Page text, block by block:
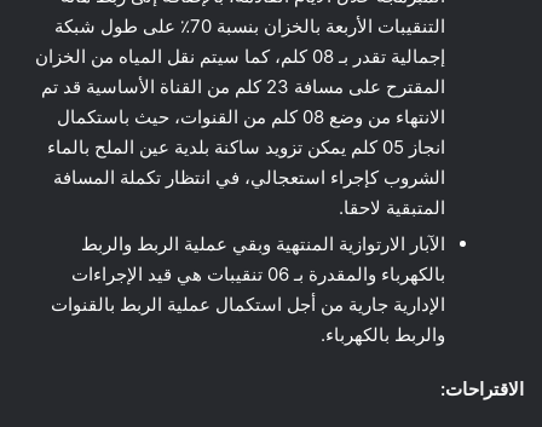
التنقيبات الأربعة بالخزان بنسبة 70٪ على طول شبكة
إجمالية تقدر بـ 08 كلم، كما سيتم نقل المياه من الخزان
المقترح على مسافة 23 كلم من القناة الأساسية قد تم
الانتهاء من وضع 08 كلم من القنوات، حيث باستكمال
انجاز 05 كلم يمكن تزويد ساكنة بلدية عين الملح بالماء
الشروب كإجراء استعجالي، في انتظار تكملة المسافة
المتبقية لاحقا.
الآبار الارتوازية المنتهية وبقي عملية الربط والربط
بالكهرباء والمقدرة بـ 06 تنقيبات هي قيد الإجراءات
الإدارية جارية من أجل استكمال عملية الربط بالقنوات
والربط بالكهرباء.
الاقتراحات: